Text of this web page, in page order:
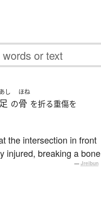
あし
足 の
ほね
骨 を折る重傷を
the intersection in front
injured, breaking a bone
— Jreibun